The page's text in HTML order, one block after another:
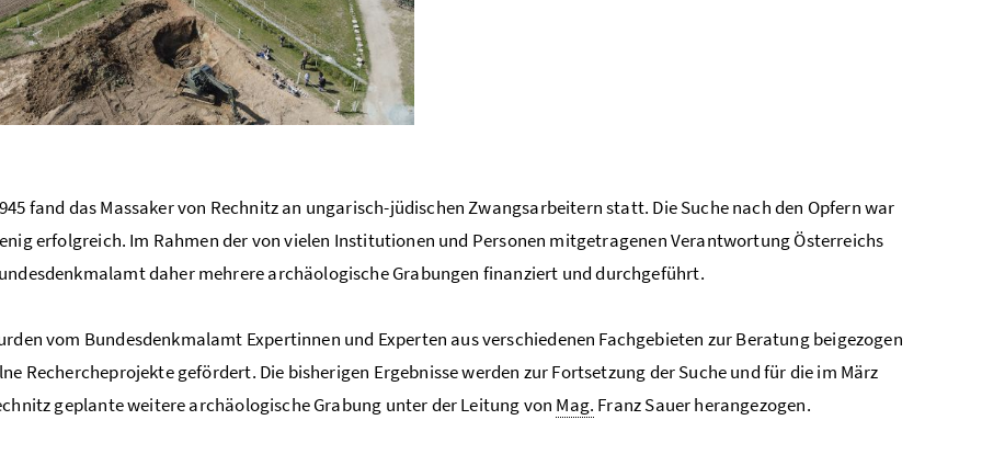
fand das Massaker von Rechnitz an ungarisch-jüdischen Zwangsarbeitern statt. Die Suche nach den Opfern war
erfolgreich. Im Rahmen der von vielen Institutionen und Personen mitgetragenen Verantwortung Österreichs
daher mehrere archäologische Grabungen finanziert und durchgeführt.
vom Bundesdenkmalamt Expertinnen und Experten aus verschiedenen Fachgebieten zur Beratung beigezogen
Rechercheprojekte gefördert. Die bisherigen Ergebnisse werden zur Fortsetzung der Suche und für die im März
geplante weitere archäologische Grabung unter der Leitung von Mag. Franz Sauer herangezogen.